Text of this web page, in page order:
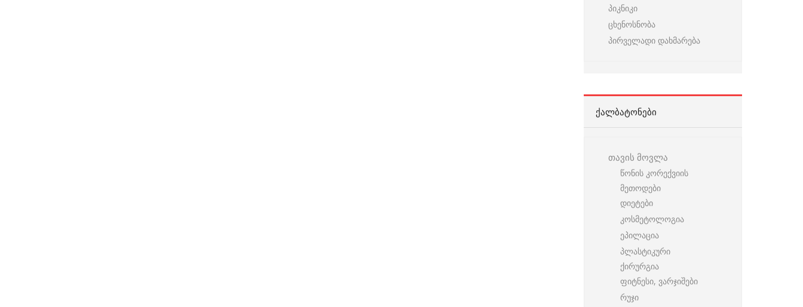
პიკნიკი
ცხენოსნობა
პირველადი დახმარება
ᲥᲐᲚᲑᲐᲢᲝᲜᲔᲑᲘ
თავის მოვლა
წონის კორექვიის
მეთოდები
დიეტები
კოსმეტოლოგია
ეპილაცია
პლასტიკური
ქირურგია
ფიტნესი, ვარჯიშები
რუჯი